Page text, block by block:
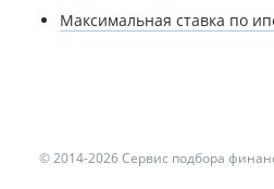
Максимальная ставка по
© 2014-2026 Сервис подбора